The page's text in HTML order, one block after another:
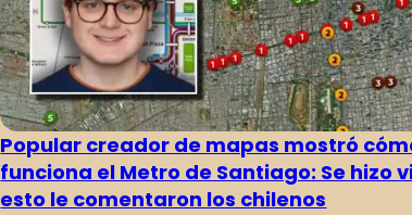
Popular creador de mapas mostró
funciona el Metro de Santiago: Se hizo
esto le comentaron los chilenos